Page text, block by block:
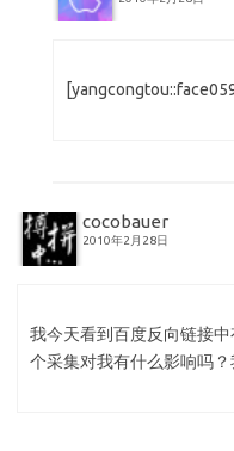
cocobauer
2010年2月28日
我今天看到百度反向链接
个采集对我有什么影响吗